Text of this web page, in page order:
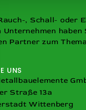
, Schall- oder
haben
Partner zum
UNS
Straße 13a
Wittenberg